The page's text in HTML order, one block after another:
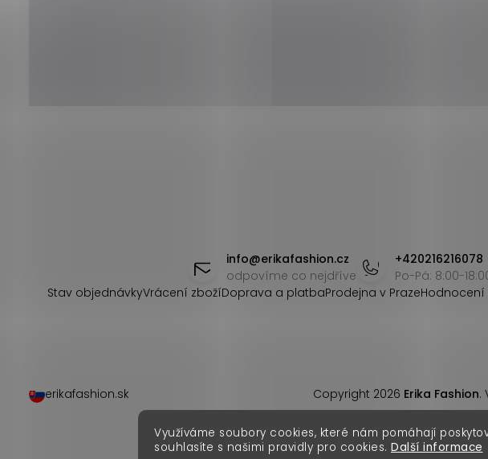
Využíváme soubory cookies, které nám pomáhají
souhlasíte s našimi pravidly pro cookies. Další informace
info@erikafashion.cz
odpovíme co nejdříve
+420216216078
Po-Pá: 8:00-
Stav objednávkyVrácení zbožíDoprava a platbaProdejna v Praze
Copyright 2026 Erika Fashion.
erikafashion.sk